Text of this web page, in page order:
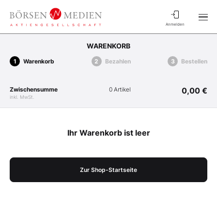
Anmelden
WARENKORB
Warenkorb Bezahlen Bestellen
Zwischensumme
inkl. MwSt.
0 Artikel 0,00 €
Ihr Warenkorb ist leer
Zur Shop-Startseite